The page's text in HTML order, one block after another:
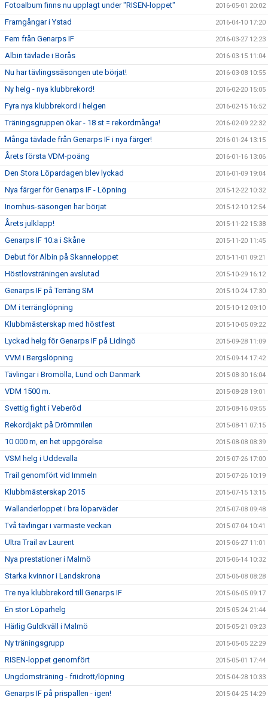
Fotoalbum finns nu upplagt under "RISEN-loppet" 2016-05-01 20:02
Framgångar i Ystad 2016-04-10 17:20
Fem från Genarps IF 2016-03-27 12:23
Albin tävlade i Borås 2016-03-15 11:04
Nu har tävlingssäsongen ute börjat! 2016-03-08 10:55
Ny helg - nya klubbrekord! 2016-02-20 15:05
Fyra nya klubbrekord i helgen 2016-02-15 16:52
Träningsgruppen ökar - 18 st = rekordmånga! 2016-02-09 22:32
Många tävlade från Genarps IF i nya färger! 2016-01-24 13:15
Årets första VDM-poäng 2016-01-16 13:06
Den Stora Löpardagen blev lyckad 2016-01-09 19:04
Nya färger för Genarps IF - Löpning 2015-12-22 10:32
Inomhus-säsongen har börjat 2015-12-10 12:54
Årets julklapp! 2015-11-22 15:38
Genarps IF 10:a i Skåne 2015-11-20 11:45
Debut för Albin på Skanneloppet 2015-11-01 09:21
Höstlovsträningen avslutad 2015-10-29 16:12
Genarps IF på Terräng SM 2015-10-24 17:30
DM i terränglöpning 2015-10-12 09:10
Klubbmästerskap med höstfest 2015-10-05 09:22
Lyckad helg för Genarps IF på Lidingö 2015-09-28 11:09
VVM i Bergslöpning 2015-09-14 17:42
Tävlingar i Bromölla, Lund och Danmark 2015-08-30 16:04
VDM 1500 m. 2015-08-28 19:01
Svettig fight i Veberöd 2015-08-16 09:55
Rekordjakt på Drömmilen 2015-08-11 07:15
10 000 m, en het uppgörelse 2015-08-08 08:39
VSM helg i Uddevalla 2015-07-26 17:00
Trail genomfört vid Immeln 2015-07-26 10:19
Klubbmästerskap 2015 2015-07-15 13:15
Wallanderloppet i bra löparväder 2015-07-08 09:48
Två tävlingar i varmaste veckan 2015-07-04 10:41
Ultra Trail av Laurent 2015-06-27 11:01
Nya prestationer i Malmö 2015-06-14 10:32
Starka kvinnor i Landskrona 2015-06-08 08:28
Tre nya klubbrekord till Genarps IF 2015-06-05 09:17
En stor Löparhelg 2015-05-24 21:44
Härlig Guldkväll i Malmö 2015-05-21 09:23
Ny träningsgrupp 2015-05-05 22:29
RISEN-loppet genomfört 2015-05-01 17:44
Ungdomsträning - friidrott/löpning 2015-04-28 10:33
Genarps IF på prispallen - igen! 2015-04-25 14:29